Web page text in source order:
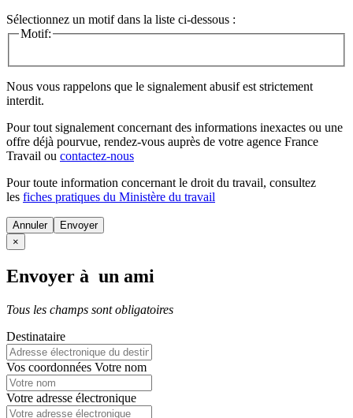
Sélectionnez un motif dans la liste ci-dessous :
Motif:
Nous vous rappelons que le signalement abusif est strictement
interdit.
Pour tout signalement concernant des informations inexactes ou une
offre déjà pourvue, rendez-vous auprès de votre agence France
Travail ou contactez-nous
Pour toute information concernant le droit du travail, consultez
les fiches pratiques du Ministère du travail
Annuler
×
Envoyer à un ami
Tous les champs sont obligatoires
Destinataire
Vos coordonnées Votre nom
Votre adresse électronique